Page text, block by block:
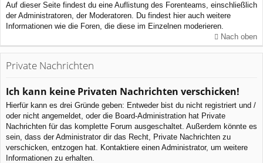
Auf dieser Seite findest du eine Auflistung des Forenteams, einschließlich
der Administratoren, der Moderatoren. Du findest hier auch weitere
Informationen wie die Foren, die diese im Einzelnen moderieren.
Nach oben
Private Nachrichten
Ich kann keine Privaten Nachrichten verschicken!
Hierfür kann es drei Gründe geben: Entweder bist du nicht registriert und /
oder nicht angemeldet, oder die Board-Administration hat Private
Nachrichten für das komplette Forum ausgeschaltet. Außerdem könnte es
sein, dass der Administrator dir das Recht, Private Nachrichten zu
verschicken, entzogen hat. Kontaktiere einen Administrator, um weitere
Informationen zu erhalten.